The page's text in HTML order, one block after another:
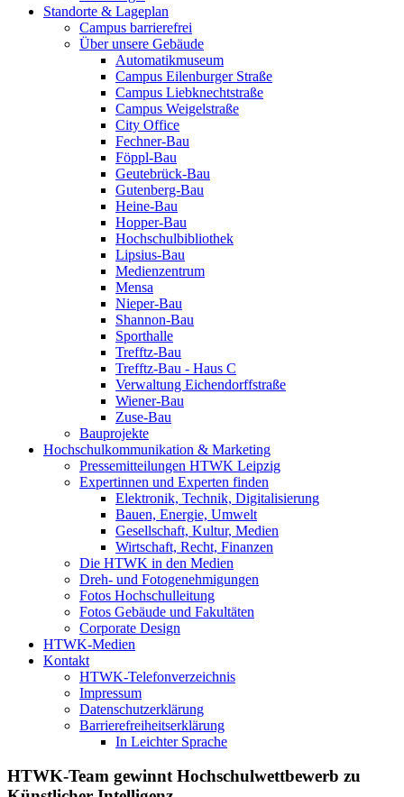
Standorte & Lageplan
Campus barrierefrei
Über unsere Gebäude
Automatikmuseum
Campus Eilenburger Straße
Campus Liebknechtstraße
Campus Weigelstraße
City Office
Fechner-Bau
Föppl-Bau
Geutebrück-Bau
Gutenberg-Bau
Heine-Bau
Hopper-Bau
Hochschulbibliothek
Lipsius-Bau
Medienzentrum
Mensa
Nieper-Bau
Shannon-Bau
Sporthalle
Trefftz-Bau
Trefftz-Bau - Haus C
Verwaltung Eichendorffstraße
Wiener-Bau
Zuse-Bau
Bauprojekte
Hochschulkommunikation & Marketing
Pressemitteilungen HTWK Leipzig
Expertinnen und Experten finden
Elektronik, Technik, Digitalisierung
Bauen, Energie, Umwelt
Gesellschaft, Kultur, Medien
Wirtschaft, Recht, Finanzen
Die HTWK in den Medien
Dreh- und Fotogenehmigungen
Fotos Hochschulleitung
Fotos Gebäude und Fakultäten
Corporate Design
HTWK-Medien
Kontakt
HTWK-Telefonverzeichnis
Impressum
Datenschutzerklärung
Barrierefreiheitserklärung
In Leichter Sprache
HTWK-Team gewinnt Hochschulwettbewerb zu